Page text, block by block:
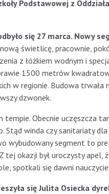
Podstawowej z
się 27 marca. Nowy
świetlicę, pracownie,
z łóżkiem wodnym i
1500 metrów
w regionie. Budowa trwała
dzwonek.
Obecnie uczęszcza
Stąd winda czy sanitariaty
wybudowany segment to
okazji był uroczysty apel,
spotkali się dawni
się Julita Osiecka